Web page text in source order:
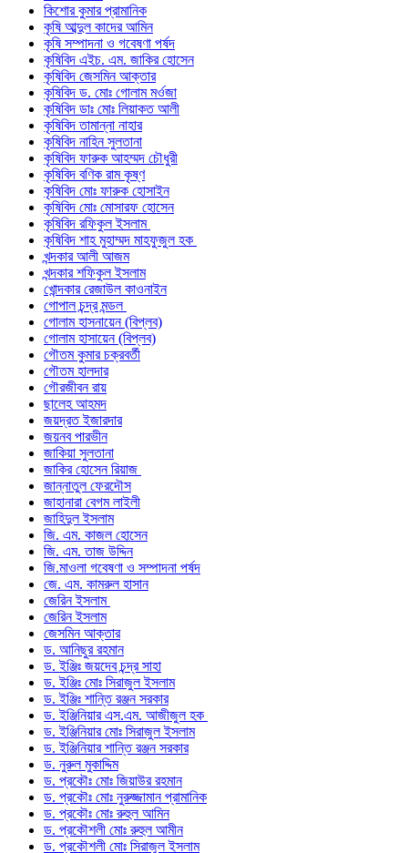
কিশোর কুমার প্রামানিক
কৃষি আব্দুল কাদের আমিন
কৃষি সম্পাদনা ও গবেষণা পর্ষদ
কৃষিবিদ এইচ. এম. জাকির হোসেন
কৃষিবিদ জেসমিন আক্তার
কৃষিবিদ ড. মোঃ গোলাম মর্ওজা
কৃষিবিদ ডাঃ মোঃ লিয়াকত আলী
কৃষিবিদ তামান্না নাহার
কৃষিবিদ নাহিন সুলতানা
কৃষিবিদ ফারুক আহম্মদ চৌধুরী
কৃষিবিদ বণিক রাম কৃষ্ণ
কৃষিবিদ মোঃ ফারুক হোসাইন
কৃষিবিদ মোঃ মোসারফ হোসেন
কৃষিবিদ রফিকুল ইসলাম
কৃষিবিদ শাহ মুহাম্মদ মাহফুজুল হক
খন্দকার আলী আজম
খন্দকার শফিকুল ইসলাম
খোন্দকার রেজাউল কাওনাইন
গোপাল চন্দ্র মন্ডল
গোলাম হাসনায়েন (বিপ্লব)
গোলাম হাসায়েন (বিপ্লব)
গৌতম কুমার চক্রবর্তী
গৌতম হালদার
গৌরজীবন রায়
ছালেহ আহমদ
জয়দ্রত ইজারদার
জয়নব পারভীন
জাকিয়া সুলতানা
জাকির হোসেন রিয়াজ
জান্নাতুল ফেরদৌস
জাহানারা বেগম লাইলী
জাহিদুল ইসলাম
জি. এম. কাজল হোসেন
জি. এম. তাজ উদ্দিন
জি.মাওলা গবেষণা ও সম্পাদনা পর্ষদ
জে. এম. কামরুল হাসান
জেরিন ইসলাম
জেরিন ইসলাম
জেসমিন আক্তার
ড. আনিছুর রহমান
ড. ইঞ্জিঃ জয়দেব চন্দ্র সাহা
ড. ইঞ্জিঃ মোঃ সিরাজুল ইসলাম
ড. ইঞ্জিঃ শান্তি রঞ্জন সরকার
ড. ইঞ্জিনিয়ার এস.এম. আজীজুল হক
ড. ইঞ্জিনিয়ার মোঃ সিরাজুল ইসলাম
ড. ইঞ্জিনিয়ার শান্তি রঞ্জন সরকার
ড. নুরুল মুকাদ্দিম
ড. প্রকৌঃ মোঃ জিয়াউর রহমান
ড. প্রকৌঃ মোঃ নুরুজ্জামান প্রামানিক
ড. প্রকৌঃ মোঃ রুহুল আমিন
ড. প্রকৌশলী মোঃ রুহুল আমীন
ড. প্রকৌশলী মোঃ সিরাজুল ইসলাম